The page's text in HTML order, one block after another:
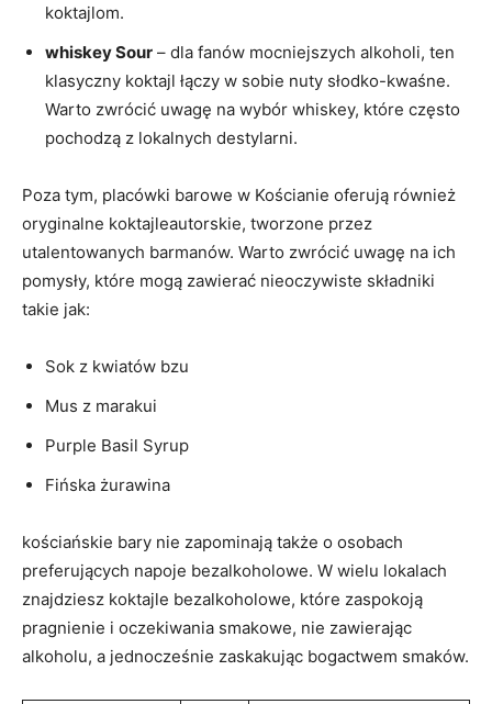
koktajlom.
whiskey Sour – dla fanów mocniejszych alkoholi, ten
klasyczny koktajl łączy w sobie nuty słodko-kwaśne.
Warto zwrócić uwagę na wybór whiskey, które często
pochodzą z lokalnych destylarni.
Poza tym, placówki barowe w Kościanie oferują również
oryginalne koktajleautorskie, tworzone przez
utalentowanych barmanów. Warto zwrócić uwagę na ich
pomysły, które mogą zawierać nieoczywiste składniki
takie jak:
Sok z kwiatów bzu
Mus z marakui
Purple Basil Syrup
Fińska żurawina
kościańskie bary nie zapominają także o osobach
preferujących napoje bezalkoholowe. W wielu lokalach
znajdziesz koktajle bezalkoholowe, które zaspokoją
pragnienie i oczekiwania smakowe, nie zawierając
alkoholu, a jednocześnie zaskakując bogactwem smaków.